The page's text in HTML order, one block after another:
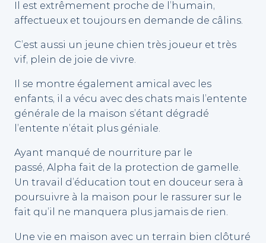
Il est extrêmement proche de l’humain,
affectueux et toujours en demande de câlins.
C’est aussi un jeune chien très joueur et très
vif, plein de joie de vivre.
Il se montre également amical avec les
enfants, il a vécu avec des chats mais l’entente
générale de la maison s’étant dégradé
l’entente n’était plus géniale.
Ayant manqué de nourriture par le
passé, Alpha fait de la protection de gamelle.
Un travail d’éducation tout en douceur sera à
poursuivre à la maison pour le rassurer sur le
fait qu’il ne manquera plus jamais de rien.
Une vie en maison avec un terrain bien clôturé